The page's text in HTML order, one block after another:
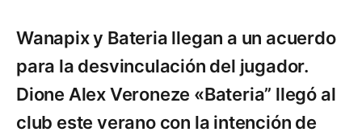
Wanapix y Bateria llegan a un acuerdo
para la desvinculación del jugador.
Dione Alex Veroneze «Bateria” llegó al
club este verano con la intención de